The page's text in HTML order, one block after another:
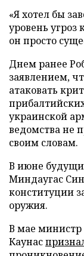
«Я хотел бы
уровень угроз
он просто
Днем ранее
заявлением,
атаковать
украинской
ведомства не
своим словам.
В июне
Миндаугас
конституции
оружия.
В мае министр
Каунас